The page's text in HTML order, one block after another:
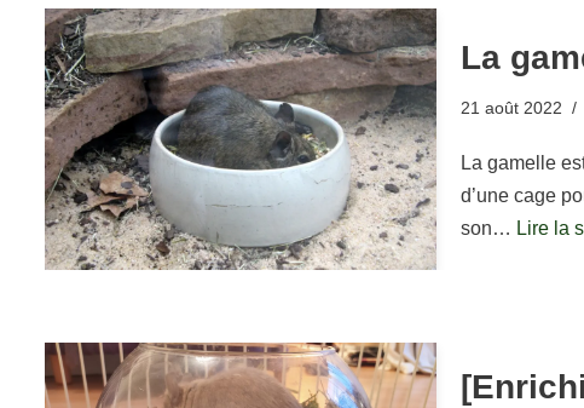
La
21 août 2022
La gamelle
d’une cage
son… Lire la